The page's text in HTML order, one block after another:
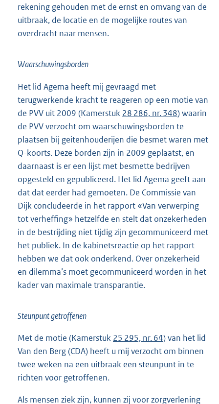
rekening gehouden met de ernst en omvang van de
uitbraak, de locatie en de mogelijke routes van
overdracht naar mensen.
Waarschuwingsborden
Het lid Agema heeft mij gevraagd met
terugwerkende kracht te reageren op een motie van
de PVV uit 2009 (Kamerstuk 28 286, nr. 348) waarin
de PVV verzocht om waarschuwingsborden te
plaatsen bij geitenhouderijen die besmet waren met
Q-koorts. Deze borden zijn in 2009 geplaatst, en
daarnaast is er een lijst met besmette bedrijven
opgesteld en gepubliceerd. Het lid Agema geeft aan
dat dat eerder had gemoeten. De Commissie van
Dijk concludeerde in het rapport «Van verwerping
tot verheffing» hetzelfde en stelt dat onzekerheden
in de bestrijding niet tijdig zijn gecommuniceerd met
het publiek. In de kabinetsreactie op het rapport
hebben we dat ook onderkend. Over onzekerheid
en dilemma’s moet gecommuniceerd worden in het
kader van maximale transparantie.
Steunpunt getroffenen
Met de motie (Kamerstuk 25 295, nr. 64) van het lid
Van den Berg (CDA) heeft u mij verzocht om binnen
twee weken na een uitbraak een steunpunt in te
richten voor getroffenen.
Als mensen ziek zijn, kunnen zij voor zorgverlening